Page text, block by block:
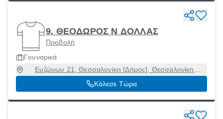
9. ΘΕΟΔΩΡΟΣ Ν ΔΟΛΛΑΣ
Προβολή
Γουναρικά
Ευζώνων 21, Θεσσαλονίκη [Δήμος], Θεσσαλονίκη,
54640
Κάλεσε Τώρα